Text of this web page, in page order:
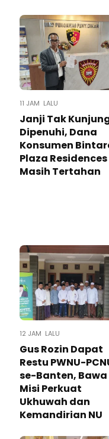
11 JAM LALU
Janji Tak
Dipenuhi, Dana
Konsumen
Plaza Residences
Masih Tertahan
12 JAM LALU
Gus Rozin Dapat
Restu PWNU-
se-Banten, Bawa
Misi Perkuat
Ukhuwah dan
Kemandirian NU